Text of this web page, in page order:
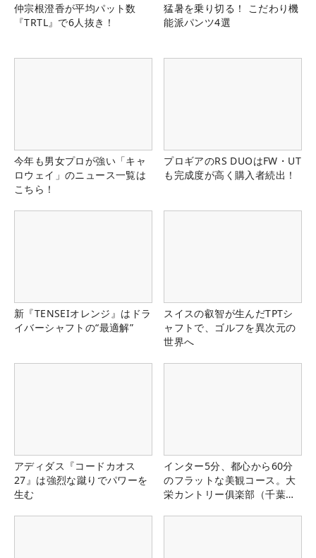
仲宗根澄香が平均パット数
『TRTL』で6人抜き！
猛暑を乗り切る！ こだわり機
能派パンツ4選
今年も男女プロが強い「キャ
ロウェイ」のニュース一覧は
こちら！
プロギアのRS DUOはFW・UT
も完成度が高く購入者続出！
新『TENSEIオレンジ』はドラ
イバーシャフトの“最適解”
スイスの叡智が生んだTPTシ
ャフトで、ゴルフを異次元の
世界へ
アディダス『コードカオス
27』は強烈な蹴りでパワーを
生む
インター5分、都心から60分
のフラットな美観コース。大
栄カントリー俱楽部（千葉